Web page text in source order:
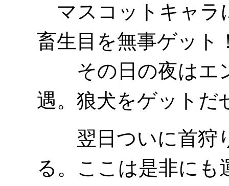
マスコットキャラ
畜生目を無事ゲット
その日の夜はエ
遇。狼犬をゲットだ
翌日ついに首狩
る。ここは是非にも